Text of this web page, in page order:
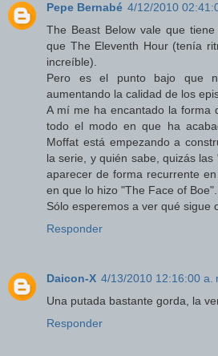
Pepe Bernabé 4/12/2010
The Beast Below vale que
que The Eleventh Hour (tenía
increíble).
Pero es el punto bajo que
aumentando la calidad de los
A mí me ha encantado la forma
todo el modo en que ha
Moffat está empezando a
la serie, y quién sabe, quizás
aparecer de forma recurrente
en que lo hizo "The Face of Boe".
Sólo esperemos a ver qué sigue
Responder
Daicon-X 4/13/2010 12:16:00 a.
Una putada bastante gorda, la
Responder